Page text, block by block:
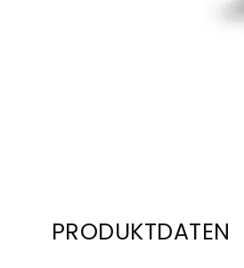
PRODUKTDATEN